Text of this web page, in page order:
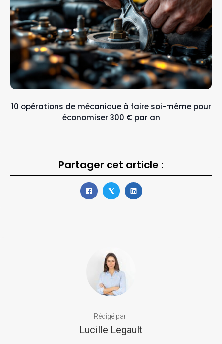
10 opérations de mécanique à faire soi-même pour
économiser 300 € par an
Partager cet article :
Rédigé par
Lucille Legault